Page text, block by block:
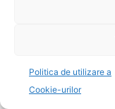
Politica de utilizare a
Cookie-urilor